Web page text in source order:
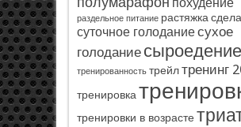
похудение
раздельное питание растяжка
суточное голоданиесухое
голодание сыроедение
тренированность трейл тренинг
тренировка
тренировки в возрасте